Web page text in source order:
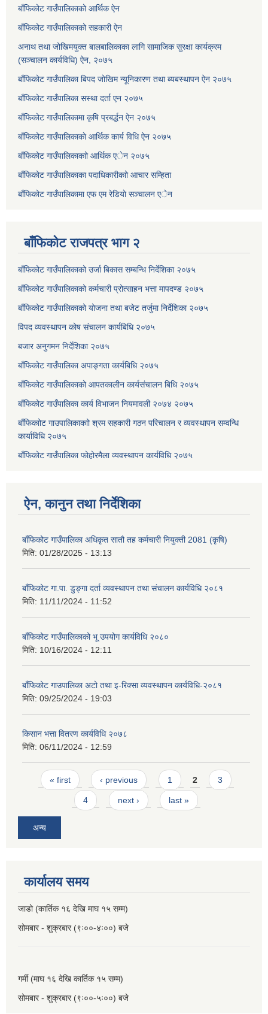
बाँफिकोट गाउँपालिकाको आर्थिक ऐन
बाँफिकोट गाउँपालिकाको सहकारी ऐन
अनाथ तथा जोखिमयुक्त बालबालिकाका लागि सामाजिक सुरक्षा कार्यक्रम
(सञ्चालन कार्यविधि) ऐन, २०७५
बाँफिकोट गाउँपालिका बिपद जोखिम न्यूनिकारण तथा ब्यबस्थापन ऐन २०७५
बाँफिकोट गाउँपालिका सस्था दर्ता एन २०७५
बाँफिकोट गाउँपालिकामा कृषि प्रबर्द्धन ऐन २०७५
बाँफिकोट गाउँपालिकाकाे आर्थिक कार्य विधि ऐन २०७५
बाँफिकोट गाउँपालिकाकाो आर्थिक एेन २०७५
बाँफिकोट गाउँपालिकाका पदाधिकारीकाो आचार सम्हिता
बाँफिकोट गाउँपालिकामा एफ एम रेडियाे सञ्चालन एेन
बाँफिकोट राजपत्र भाग २
बाँफिकोट गाउँपालिकाको उर्जा बिकास सम्बन्धि निर्देशिका २०७५
बाँफिकोट गाउँपालिकाको कर्मचारी प्रोत्साहन भत्ता मापदण्ड २०७५
बाँफिकोट गाउँपालिकाको योजना तथा बजेट तर्जुमा निर्देशिका २०७५
विपद व्यवस्थापन कोष संचालन कार्यबिधि २०७५
बजार अनुगमन निर्देशिका २०७५
बाँफिकोट गाउँपालिका अपाङ्गता कार्यबिधि २०७५
बाँफिकोट गाउँपालिकाको आपतकालीन कार्यसंचालन बिधि २०७५
बाँफिकोट गाउँपालिका कार्य विभाजन नियमावली २०७४ २०७५
बाँफिकाोट गाउपालिकाकाो श्रम सहकारी गठन परिचालन र व्यवस्थापन सम्वन्धि
कार्याविधि २०७५
बाँफिकोट गाउँपालिका फोहोरमैला व्यवस्थापन कार्यविधि २०७५
ऐन, कानुन तथा निर्देशिका
बाँफिकोट गाउँपालिका अधिकृत सातौ तह कर्मचारी नियुक्ती 2081 (कृषि)
मिति: 01/28/2025 - 13:13
बाँफिकोट गा.पा. डुङ्गा दर्ता व्यवस्थापन तथा संचालन कार्यविधि २०८१
मिति: 11/11/2024 - 11:52
बाँफिकोट गाउँपालिकाको भू उपयोग कार्यविधि २०८०
मिति: 10/16/2024 - 12:11
बाँफिकोट गाउपालिका अटो तथा इ-रिक्सा व्यवस्थापन कार्यविधि-२०८१
मिति: 09/25/2024 - 19:03
किसान भत्ता वितरण कार्यविधि २०७८
मिति: 06/11/2024 - 12:59
Pages
« first ‹ previous 1 2 3
4 next › last »
अन्य
कार्यालय समय
जाडो (कार्तिक १६ देखि माघ १५ सम्म)
सोमबार - शुक्रबार (९ः००-४ः००) बजे
गर्मी (माघ १६ देखि कार्तिक १५ सम्म)
सोमबार - शुक्रबार (९ः००-५ः००) बजे